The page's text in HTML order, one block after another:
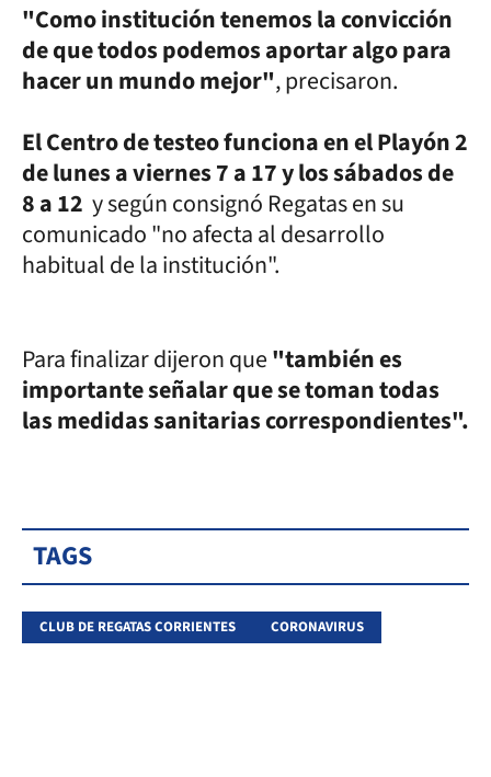
"Como institución tenemos la convicción
de que todos podemos aportar algo para
hacer un mundo mejor", precisaron.
El Centro de testeo funciona en el Playón 2
de lunes a viernes 7 a 17 y los sábados de
8 a 12 y según consignó Regatas en su
comunicado "no afecta al desarrollo
habitual de la institución".
Para finalizar dijeron que"también es
importante señalar que se toman todas
las medidas sanitarias correspondientes".
TAGS
CLUB DE REGATAS CORRIENTES CORONAVIRUS